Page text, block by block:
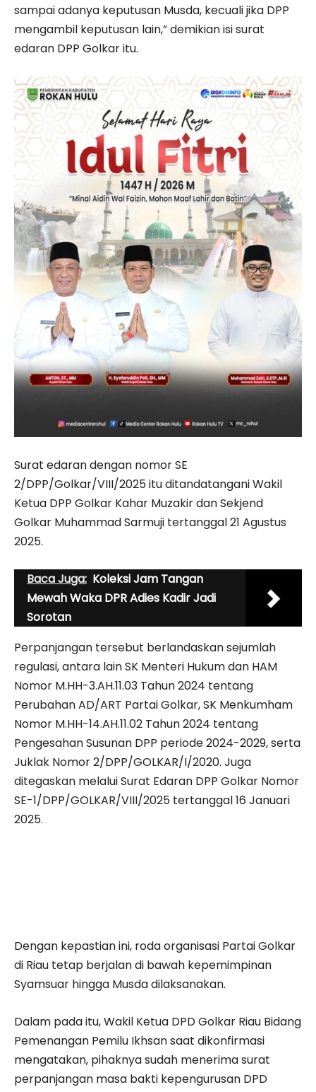
sampai adanya keputusan Musda, kecuali jika DPP
mengambil keputusan lain,” demikian isi surat
edaran DPP Golkar itu.
Surat edaran dengan nomor SE
2/DPP/Golkar/VIII/2025 itu ditandatangani Wakil
Ketua DPP Golkar Kahar Muzakir dan Sekjend
Golkar Muhammad Sarmuji tertanggal 21 Agustus
2025.
Baca Juga: Koleksi Jam Tangan
Mewah Waka DPR Adies Kadir Jadi
Sorotan
Perpanjangan tersebut berlandaskan sejumlah
regulasi, antara lain SK Menteri Hukum dan HAM
Nomor M.HH-3.AH.11.03 Tahun 2024 tentang
Perubahan AD/ART Partai Golkar, SK Menkumham
Nomor M.HH-14.AH.11.02 Tahun 2024 tentang
Pengesahan Susunan DPP periode 2024-2029, serta
Juklak Nomor 2/DPP/GOLKAR/I/2020. Juga
ditegaskan melalui Surat Edaran DPP Golkar Nomor
SE-1/DPP/GOLKAR/VIII/2025 tertanggal 16 Januari
2025.
Dengan kepastian ini, roda organisasi Partai Golkar
di Riau tetap berjalan di bawah kepemimpinan
Syamsuar hingga Musda dilaksanakan.
Dalam pada itu, Wakil Ketua DPD Golkar Riau Bidang
Pemenangan Pemilu Ikhsan saat dikonfirmasi
mengatakan, pihaknya sudah menerima surat
perpanjangan masa bakti kepengurusan DPD